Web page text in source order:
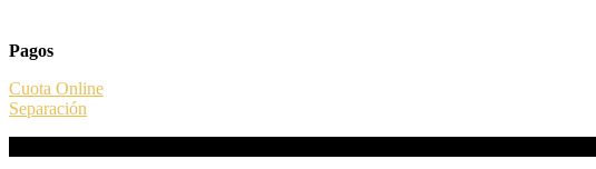
Pagos
Cuota Online
Separación